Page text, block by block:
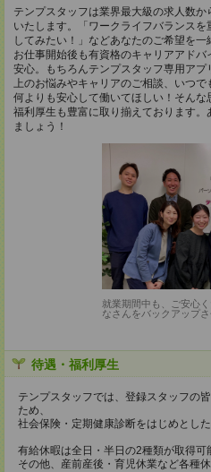
テンプスタッフは業界最大級の求人数
いたします。「ワークライフバランス
してみたい！」などあなたのご希望を一
お仕事開始後も有資格のキャリアアド
安心。もちろんテンプスタッフ専用ア
上のお悩みやキャリアのご相談、いつで
何よりも安心して働いてほしい！そん
福利厚生も豊富に取り揃えております
ましょう！
就業期間中も、ご安心
なさんをバックアップさ
待遇・福利厚生
テンプスタッフでは、登録スタッフの
ため、
社会保険・定期健康診断をはじめとし
有給休暇は全日・半日の2種類が取得可
その他、産前産後・育児休業など各種